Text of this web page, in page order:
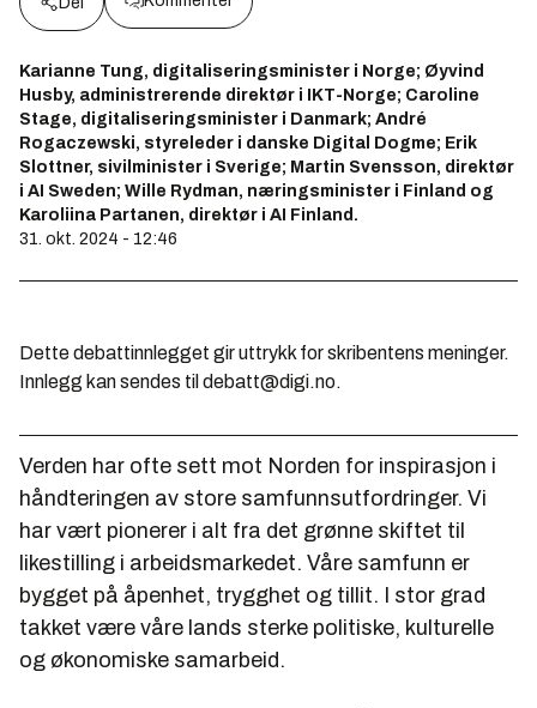
Karianne Tung, digitaliseringsminister i Norge; Øyvind
Husby, administrerende direktør i IKT-Norge; Caroline
Stage, digitaliseringsminister i Danmark; André
Rogaczewski, styreleder i danske Digital Dogme; Erik
Slottner, sivilminister i Sverige; Martin Svensson, direktør
i AI Sweden; Wille Rydman, næringsminister i Finland og
Karoliina Partanen, direktør i AI Finland.
31. okt. 2024 - 12:46
Dette debattinnlegget gir uttrykk for skribentens meninger.
Innlegg kan sendes til debatt@digi.no.
Verden har ofte sett mot Norden for inspirasjon i
håndteringen av store samfunnsutfordringer. Vi
har vært pionerer i alt fra det grønne skiftet til
likestilling i arbeidsmarkedet. Våre samfunn er
bygget på åpenhet, trygghet og tillit. I stor grad
takket være våre lands sterke politiske, kulturelle
og økonomiske samarbeid.